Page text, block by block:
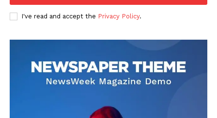
AIN NEWS 1
I've read and accept the Privacy Policy.